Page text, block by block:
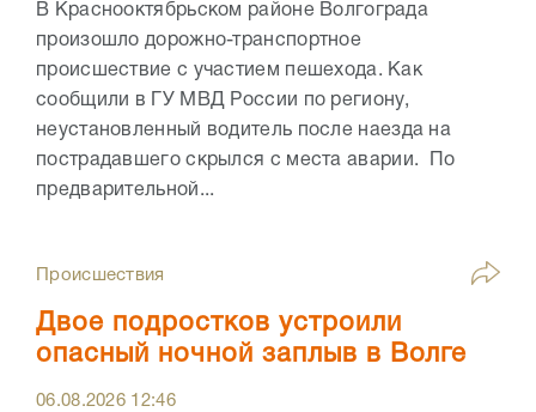
В Краснооктябрьском районе Волгограда
произошло дорожно-транспортное
происшествие с участием пешехода. Как
сообщили в ГУ МВД России по региону,
неустановленный водитель после наезда на
пострадавшего скрылся с места аварии. По
предварительной...
Происшествия
Двое подростков устроили
опасный ночной заплыв в Волге
06.08.2026 12:46